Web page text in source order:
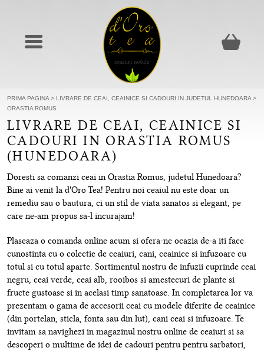
PRIMA PAGINA > LIVRARE DE CEAI, CEAINICE SI CADOURI IN JUDETUL HUNEDOARA >
ORASTIA ROMUS
LIVRARE DE CEAI, CEAINICE SI
CADOURI IN ORASTIA ROMUS
(HUNEDOARA)
Doresti sa comanzi ceai in Orastia Romus, judetul Hunedoara?
Bine ai venit la d'Oro Tea! Pentru noi ceaiul nu este doar un
remediu sau o bautura, ci un stil de viata sanatos si elegant, pe
care ne-am propus sa-l incurajam!
Plaseaza o comanda online acum si ofera-ne ocazia de-a iti face
cunostinta cu o colectie de ceaiuri, cani, ceainice si infuzoare cu
totul si cu totul aparte. Sortimentul nostru de infuzii cuprinde ceai
negru, ceai verde, ceai alb, rooibos si amestecuri de plante si
fructe gustoase si in acelasi timp sanatoase. In completarea lor va
prezentam o gama de accesorii ceai cu modele diferite de ceainice
(din portelan, sticla, fonta sau din lut), cani ceai si infuzoare. Te
invitam sa navighezi in magazinul nostru online de ceaiuri si sa
descoperi o multime de idei de cadouri pentru pentru sarbatori,